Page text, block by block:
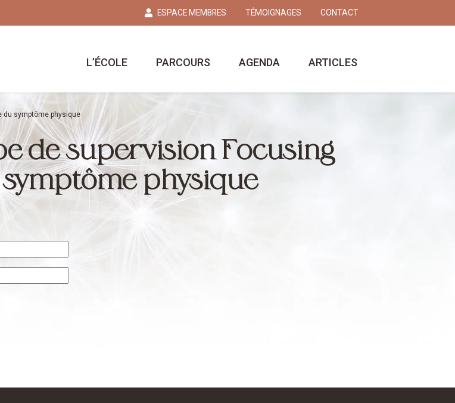
ESPACE MEMBRES TÉMOIGNAGES CONTACT
L’ÉCOLE PARCOURS AGENDA ARTICLES
du symptôme physique
de supervision Focusing
physique